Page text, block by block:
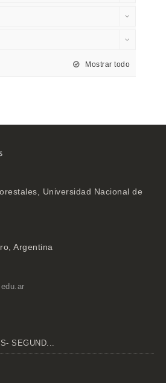
Mostrar todo
Universidad Nacional de
Argentina
SEGUND...